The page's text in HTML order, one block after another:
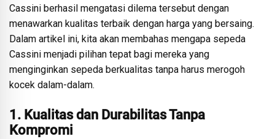
Cassini berhasil mengatasi dilema tersebut dengan
menawarkan kualitas terbaik dengan harga yang bersaing.
Dalam artikel ini, kita akan membahas mengapa sepeda
Cassini menjadi pilihan tepat bagi mereka yang
menginginkan sepeda berkualitas tanpa harus merogoh
kocek dalam-dalam.
1. Kualitas dan Durabilitas Tanpa
Kompromi